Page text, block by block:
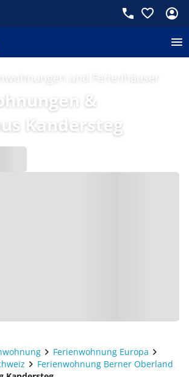
und Ferienhäuser
&
Kandersteg
Ferienwohnung Europa
Ferienwohnung Berner Oberland